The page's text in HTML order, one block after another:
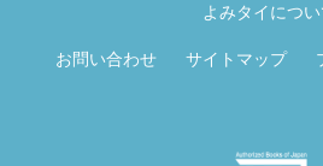
よみタイについ
お問い合わせ サイトマップ